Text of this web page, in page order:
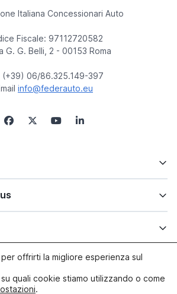
Italiana Concessionari Auto
Fiscale: 97112720582
G. G. Belli, 2 - 00153 Roma
(+39) 06/86.325.149-397
info@federauto.eu
offrirti la migliore esperienza sul
quali cookie stiamo utilizzando o come
.